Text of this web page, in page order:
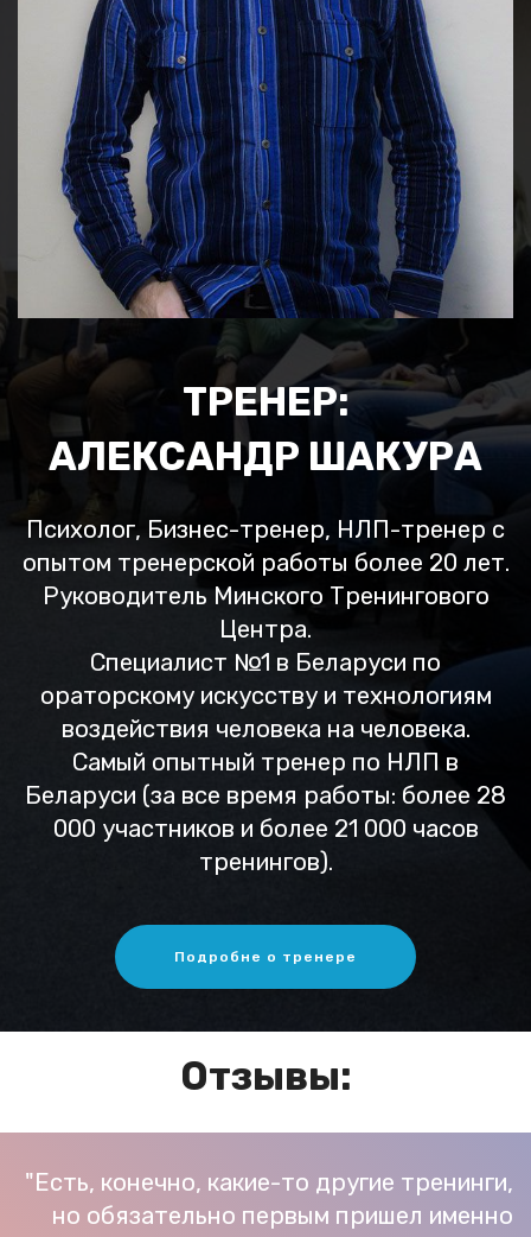
ТРЕНЕР:
АЛЕКСАНДР ШАКУРА
Психолог, Бизнес-тренер, НЛП-тренер с
опытом тренерской работы более 20 лет.
Руководитель Минского Тренингового
Центра.
Специалист №1 в Беларуси по
ораторскому искусству и технологиям
воздействия человека на человека.
Самый опытный тренер по НЛП в
Беларуси (за все время работы: более 28
000 участников и более 21 000 часов
тренингов).
Подробне о тренере
Отзывы:
"Есть, конечно, какие-то другие тренинги,
но обязательно первым пришел именно